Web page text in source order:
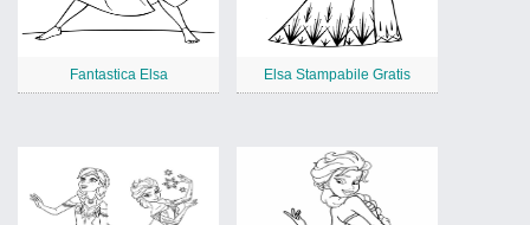
Fantastica Elsa Elsa Stampabile Gratis